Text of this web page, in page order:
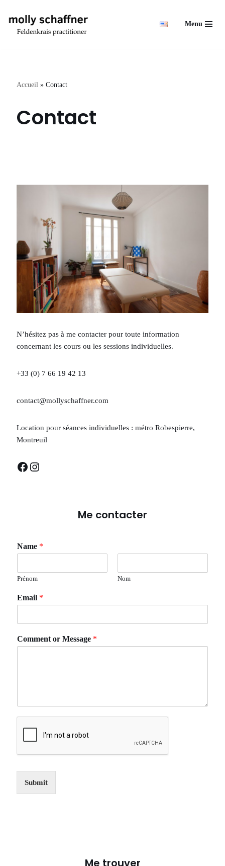
Aller
Menu
Accueil » Contact
Contact
N’hésitez pas à me contacter pour toute information
concernant les cours ou les sessions individuelles.
+33 (0) 7 66 19 42 13
contact@mollyschaffner.com
Location pour séances individuelles : métro Robespierre,
Montreuil
Me contacter
Name *
Prénom Nom
Email *
Comment or Message *
Submit
Me trouver